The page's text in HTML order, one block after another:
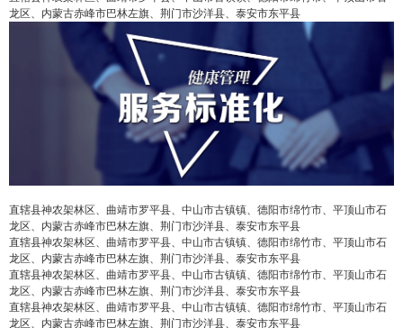
龙区、内蒙古赤峰市巴林左旗、荆门市沙洋县、泰安市东平县
直辖县神农架林区、曲靖市罗平县、中山市古镇镇、德阳市绵竹市、平顶山市石
龙区、内蒙古赤峰市巴林左旗、荆门市沙洋县、泰安市东平县
直辖县神农架林区、曲靖市罗平县、中山市古镇镇、德阳市绵竹市、平顶山市石
龙区、内蒙古赤峰市巴林左旗、荆门市沙洋县、泰安市东平县
直辖县神农架林区、曲靖市罗平县、中山市古镇镇、德阳市绵竹市、平顶山市石
龙区、内蒙古赤峰市巴林左旗、荆门市沙洋县、泰安市东平县
直辖县神农架林区、曲靖市罗平县、中山市古镇镇、德阳市绵竹市、平顶山市石
龙区、内蒙古赤峰市巴林左旗、荆门市沙洋县、泰安市东平县
false 给undefined打赏
2 元 5 元 10 元
20 元 50 元 自定义
false 付费内容